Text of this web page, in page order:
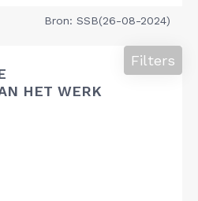
Bron: SSB(26-08-2024)
HET WERK
Filters